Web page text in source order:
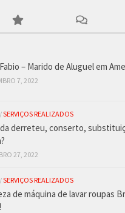
– Marido de Aluguel em
7, 2022
/SERVIÇOS REALIZADOS
derreteu, conserto,
27, 2022
/SERVIÇOS REALIZADOS
de máquina de lavar roupas